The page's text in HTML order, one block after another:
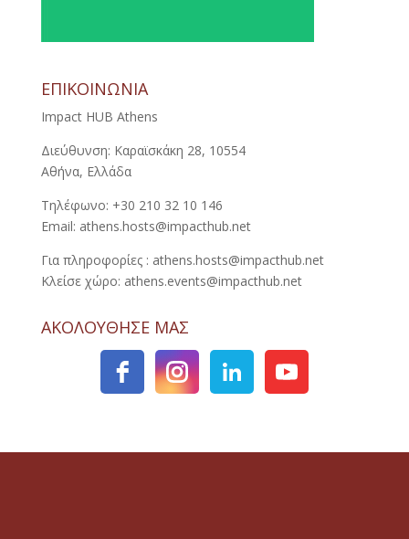
ΕΠΙΚΟΙΝΩΝΙΑ
Impact HUB Athens
Διεύθυνση: Καραϊσκάκη 28, 10554
Αθήνα, Ελλάδα
Τηλέφωνο: +30 210 32 10 146
Email: athens.hosts@impacthub.net
Για πληροφορίες : athens.hosts@impacthub.net
Κλείσε χώρο: athens.events@impacthub.net
ΑΚΟΛΟΥΘΗΣΕ ΜΑΣ